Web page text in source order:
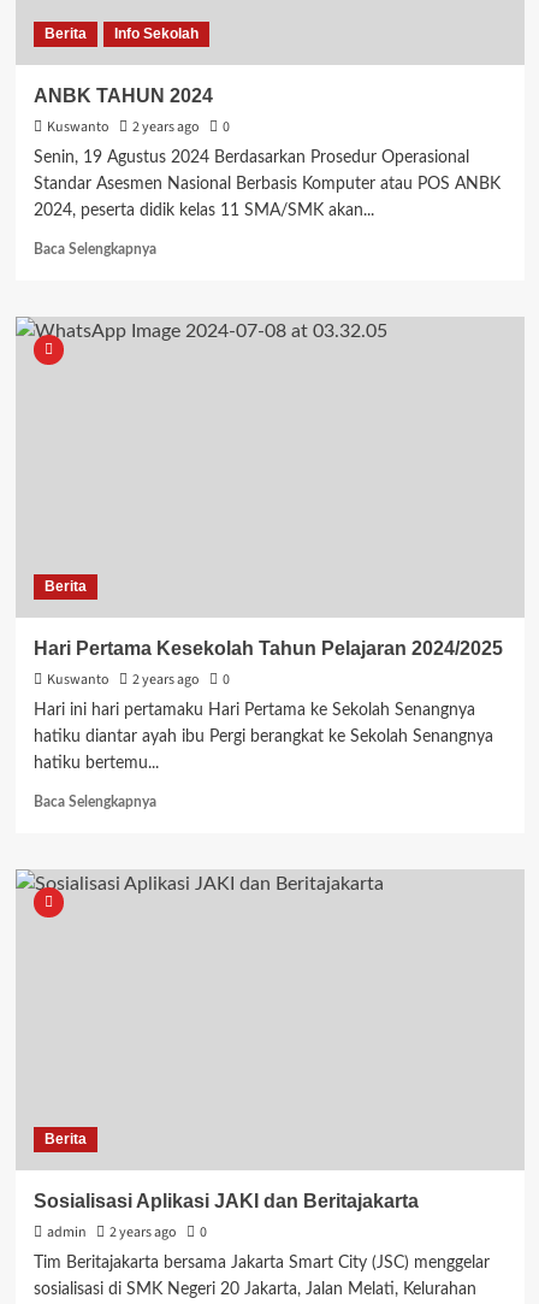
Berita Info Sekolah
ANBK TAHUN 2024
Kuswanto
2 years ago 0
Senin, 19 Agustus 2024 Berdasarkan Prosedur Operasional
Standar Asesmen Nasional Berbasis Komputer atau POS ANBK
2024, peserta didik kelas 11 SMA/SMK akan...
Baca SelengkapnyaRead
ANBK
TAHUN
Berita
Hari Pertama Kesekolah Tahun Pelajaran 2024/2025
Kuswanto
2 years ago 0
Hari ini hari pertamaku Hari Pertama ke Sekolah Senangnya
hatiku diantar ayah ibu Pergi berangkat ke Sekolah Senangnya
hatiku bertemu...
Baca SelengkapnyaRead
Hari
Pertama
Berita
Sosialisasi Aplikasi JAKI dan Beritajakarta
admin
2 years ago 0
Tim Beritajakarta bersama Jakarta Smart City (JSC) menggelar
sosialisasi di SMK Negeri 20 Jakarta, Jalan Melati, Kelurahan